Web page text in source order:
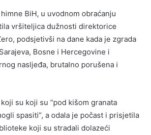
BiH, u uvodnom obraćanju
vršiteljica dužnosti direktorice
podsjetivši na dane kada je zgrada
Bosne i Hercegovine i
nasljeđa, brutalno porušena i
su koji su “pod kišom granata
spasiti”, a odala je počast i prisjetila
koji su stradali dolazeći